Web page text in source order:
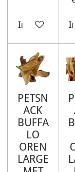
In winkelwagen
PETSN
ACK
BUFFA
LO
OREN
LARGE